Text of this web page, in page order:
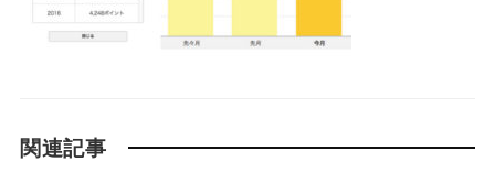
関連記事